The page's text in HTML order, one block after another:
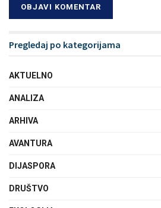
Pregledaj po kategorijama
AKTUELNO
ANALIZA
ARHIVA
AVANTURA
DIJASPORA
DRUŠTVO